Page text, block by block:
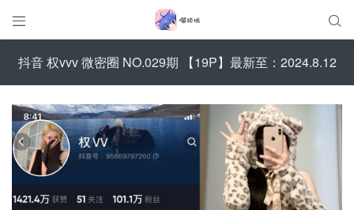
 
抖音 权vvv 微密圈 NO.029期 【19P】最新至：2024.8.12